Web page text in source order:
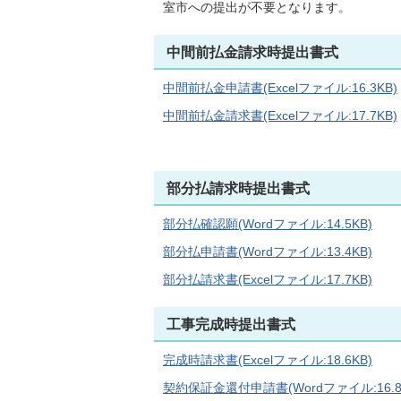
室市への提出が不要となります。
中間前払金請求時提出書式
中間前払金申請書(Excelファイル:16.3KB)
中間前払金請求書(Excelファイル:17.7KB)
部分払請求時提出書式
部分払確認願(Wordファイル:14.5KB)
部分払申請書(Wordファイル:13.4KB)
部分払請求書(Excelファイル:17.7KB)
工事完成時提出書式
完成時請求書(Excelファイル:18.6KB)
契約保証金還付申請書(Wordファイル